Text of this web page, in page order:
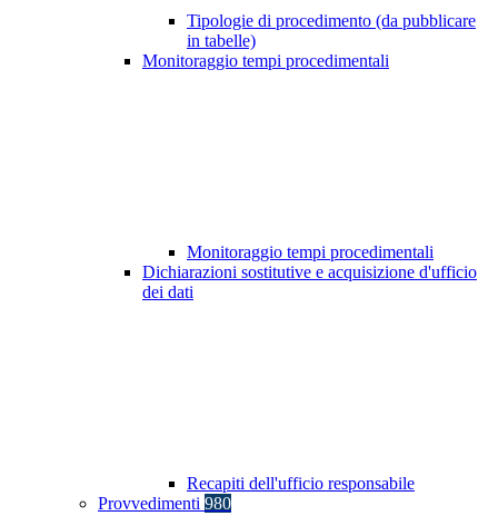
Tipologie di procedimento (da pubblicare
in tabelle)
Monitoraggio tempi procedimentali
Monitoraggio tempi procedimentali
Dichiarazioni sostitutive e acquisizione d'ufficio
dei dati
Recapiti dell'ufficio responsabile
Provvedimenti 980